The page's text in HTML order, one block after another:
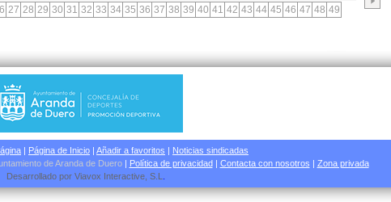
27 28 29 30 31 32 33 34 35 36 37 38 39 40 41 42 43 44 45 46 47 48 49
| Página de Inicio | Añadir a favoritos | Noticias sindicadas
de Aranda de Duero| Política de privacidad| Contacta con nosotros | Zona privada
Desarrollado por Viavox Interactive , S.L